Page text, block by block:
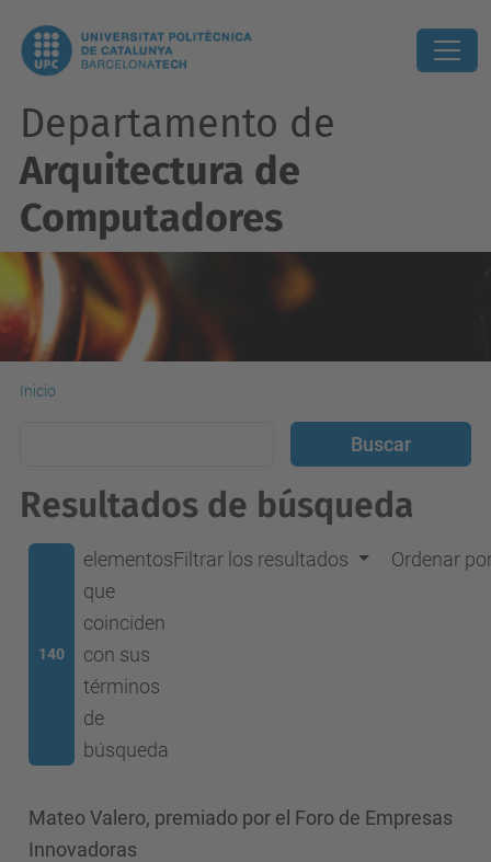
Departamento de
Arquitectura de
Computadores
Inicio
Resultados de búsqueda
140
elementos
que
coinciden
con sus
términos
de
búsqueda
Filtrar los resultados Ordenar
Mateo Valero, premiado por el Foro de Empresas
Innovadoras